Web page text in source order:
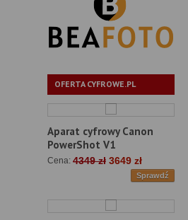
OFERTA CYFROWE.PL
Aparat cyfrowy Canon
PowerShot V1
Cena: 4349 zł 3649 zł
Sprawdź